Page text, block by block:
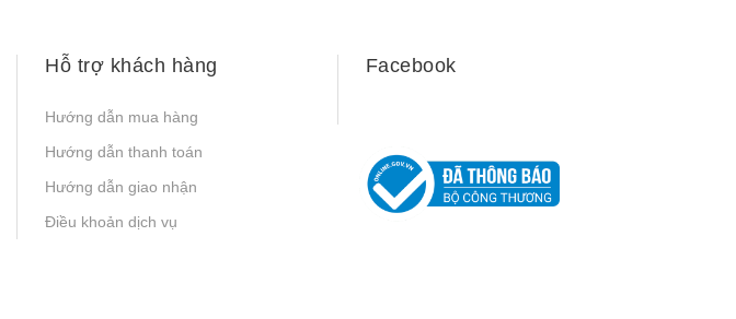
Hỗ trợ khách hàng
Hướng dẫn mua hàng
Hướng dẫn thanh toán
Hướng dẫn giao nhận
Điều khoản dịch vụ
Facebook